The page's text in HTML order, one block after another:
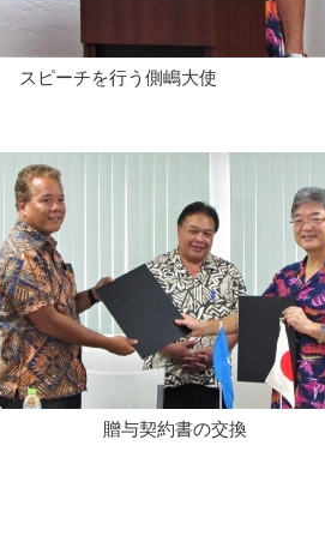
スピーチを行う側嶋大使
贈与契約書の交換